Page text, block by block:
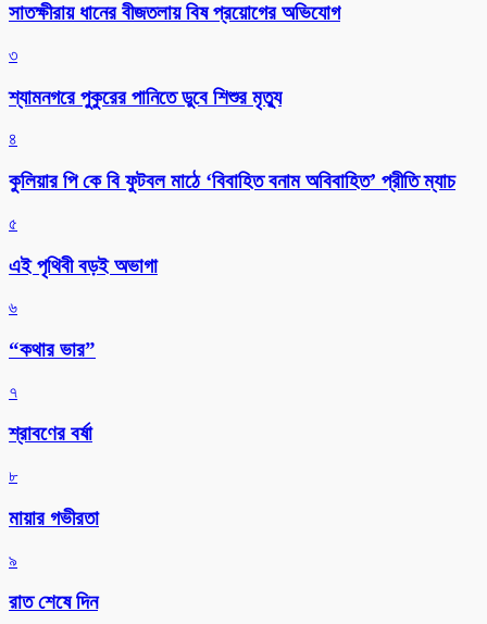
সাতক্ষীরায় ধানের বীজতলায় বিষ প্রয়োগের অভিযোগ
৩
শ্যামনগরে পুকুরের পানিতে ডুবে শিশুর মৃত্যু
৪
কুলিয়ার পি কে বি ফুটবল মাঠে ‘বিবাহিত বনাম অবিবাহিত’ প্রীতি ম্যাচ
৫
এই পৃথিবী বড়ই অভাগা
৬
“কথার ভার”
৭
শ্রাবণের বর্ষা
৮
মায়ার গভীরতা
৯
রাত শেষে দিন